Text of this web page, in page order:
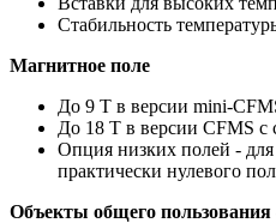
Стабильность
Магнитное поле
До 9 Т в версии mini-
До 18 Т в версии CFMS
Опция низких полей -
практически нулевого
Объекты общего пользования